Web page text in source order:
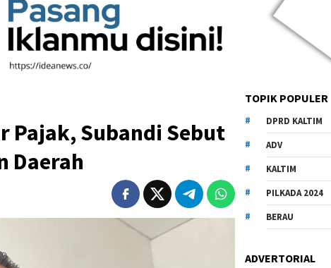
Pajak, Subandi Sebut
Daerah
TOPIK POPULER
DPRD KALTIM
ADV
KALTIM
PILKADA 2024
BERAU
ADVERTORIAL